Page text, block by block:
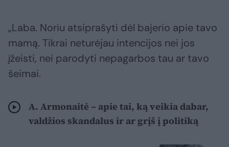
„Laba. Noriu atsiprašyti dėl bajerio apie tavo
mamą. Tikrai neturėjau intencijos nei jos
įžeisti, nei parodyti nepagarbos tau ar tavo
šeimai.
A. Armonaitė – apie tai, ką veikia dabar,
valdžios skandalus ir ar grįš į politiką